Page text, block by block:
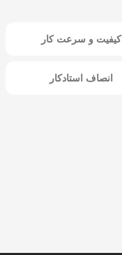
کیفیت و سرعت کار
انصاف استادکار